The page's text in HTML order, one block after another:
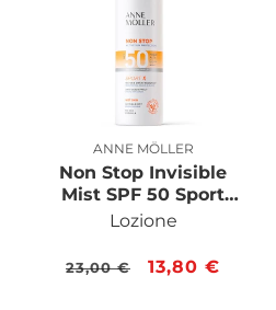
Produttore:
ANNE MÖLLER
Non Stop Invisible
Mist SPF 50 Sport
Corpo Formula No
Lozione
Prezzo
23,00 €
Prezzo
13,80 €